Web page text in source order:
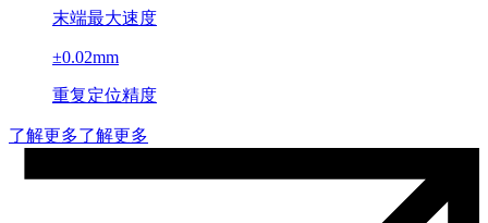
末端最大速度
±0.02mm
重复定位精度
了解更多了解更多